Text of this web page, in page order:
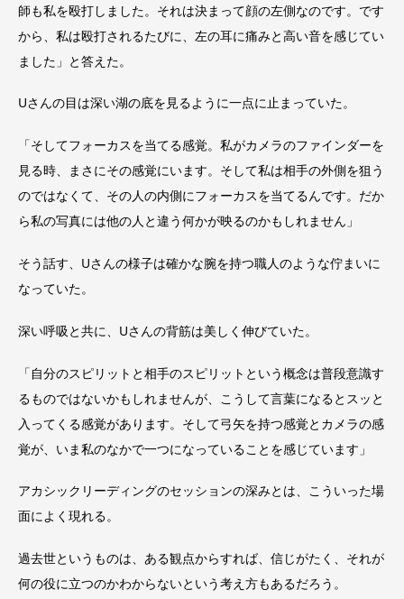
師も私を殴打しました。それは決まって顔の左側なのです。です
から、私は殴打されるたびに、左の耳に痛みと高い音を感じてい
ました」と答えた。
Uさんの目は深い湖の底を見るように一点に止まっていた。
「そしてフォーカスを当てる感覚。私がカメラのファインダーを
見る時、まさにその感覚にいます。そして私は相手の外側を狙う
のではなくて、その人の内側にフォーカスを当てるんです。だか
ら私の写真には他の人と違う何かが映るのかもしれません」
そう話す、Uさんの様子は確かな腕を持つ職人のような佇まいに
なっていた。
深い呼吸と共に、Uさんの背筋は美しく伸びていた。
「自分のスピリットと相手のスピリットという概念は普段意識す
るものではないかもしれませんが、こうして言葉になるとスッと
入ってくる感覚があります。そして弓矢を持つ感覚とカメラの感
覚が、いま私のなかで一つになっていることを感じています」
アカシックリーディングのセッションの深みとは、こういった場
面によく現れる。
過去世というものは、ある観点からすれば、信じがたく、それが
何の役に立つのかわからないという考え方もあるだろう。